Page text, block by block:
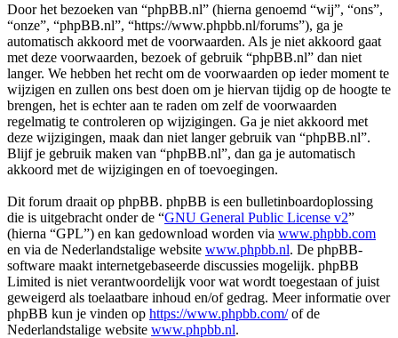
Door het bezoeken van “phpBB.nl” (hierna genoemd “wij”, “ons”,
“onze”, “phpBB.nl”, “https://www.phpbb.nl/forums”), ga je
automatisch akkoord met de voorwaarden. Als je niet akkoord gaat
met deze voorwaarden, bezoek of gebruik “phpBB.nl” dan niet
langer. We hebben het recht om de voorwaarden op ieder moment te
wijzigen en zullen ons best doen om je hiervan tijdig op de hoogte te
brengen, het is echter aan te raden om zelf de voorwaarden
regelmatig te controleren op wijzigingen. Ga je niet akkoord met
deze wijzigingen, maak dan niet langer gebruik van “phpBB.nl”.
Blijf je gebruik maken van “phpBB.nl”, dan ga je automatisch
akkoord met de wijzigingen en of toevoegingen.
Dit forum draait op phpBB. phpBB is een bulletinboardoplossing
die is uitgebracht onder de “GNU General Public License v2”
(hierna “GPL”) en kan gedownload worden via www.phpbb.com
en via de Nederlandstalige website www.phpbb.nl. De phpBB-
software maakt internetgebaseerde discussies mogelijk. phpBB
Limited is niet verantwoordelijk voor wat wordt toegestaan of juist
geweigerd als toelaatbare inhoud en/of gedrag. Meer informatie over
phpBB kun je vinden op https://www.phpbb.com/of de
Nederlandstalige website www.phpbb.nl.